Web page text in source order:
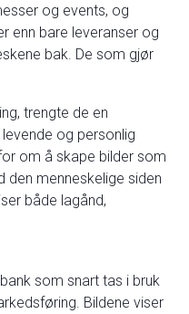
og events, og
enn bare leveranser og
bak. De som gjør
trengte de en
og personlig
om å skape bilder som
menneskelige siden
både lagånd,
som snart tas i bruk
Bildene viser